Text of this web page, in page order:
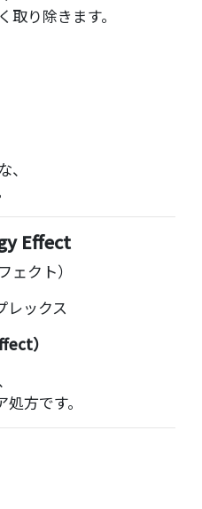
り除きます。
Effect
ェクト）
レックス
）
方です。